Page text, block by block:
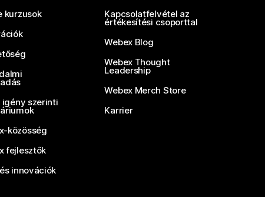
kurzusok
igény szerinti
közösség
fejlesztők
innovációk
Kapcsolatfelvétel az
értékesítési csoporttal
Webex Blog
Webex Thought
Leadership
Webex Merch Store
Karrier